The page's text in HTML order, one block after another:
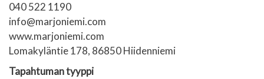
040 522 1190
info@marjoniemi.com
www.marjoniemi.com
Lomakyläntie 178, 86850 Hiidenniemi
Tapahtuman tyyppi